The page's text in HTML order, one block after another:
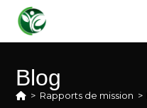
content
Blog
> Rapports de mission >